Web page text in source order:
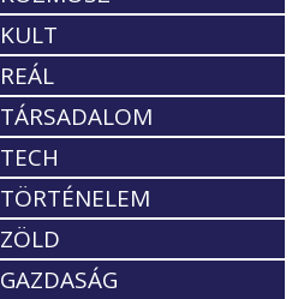
KULT
REÁL
TÁRSADALOM
TECH
TÖRTÉNELEM
ZÖLD
GAZDASÁG